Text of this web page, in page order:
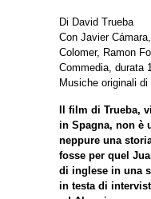
Di David Trueba
Con Javier
Colomer, Ramon
Commedia, durata
Musiche originali
Il film di Trueba,
in Spagna, non è
neppure una
fosse per quel
di inglese in una
in testa di